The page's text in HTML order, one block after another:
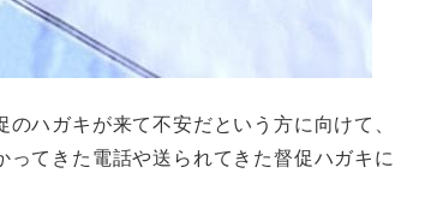
ハガキが来て不安だという方に向けて、
てきた電話や送られてきた督促ハガキに